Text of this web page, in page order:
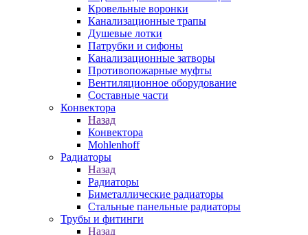
Кровельные воронки
Канализационные трапы
Душевые лотки
Патрубки и сифоны
Канализационные затворы
Противопожарные муфты
Вентиляционное оборудование
Составные части
Конвектора
Назад
Конвектора
Mohlenhoff
Радиаторы
Назад
Радиаторы
Биметаллические радиаторы
Стальные панельные радиаторы
Трубы и фитинги
Назад